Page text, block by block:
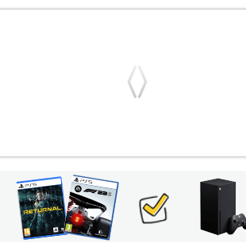
ΠΡΟΣΦΟΡΕΣ-ΓΥΝΑΙΚΑ-
όλες τις ώρες της ημέρας σας με την
ιδανικά με όλα σας τα αξεσουάρ.•
απόχρωση• Μέγεθος>• USA: Small•
των κατηγοριών Αθλητικά, Βρεφικά -